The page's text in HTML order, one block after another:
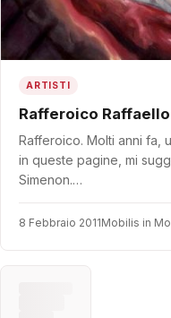
ARTISTI
Rafferoico
Rafferoico. Molti anni fa,
in queste pagine, mi
Simenon.…
8 Febbraio 2011Mobilis in